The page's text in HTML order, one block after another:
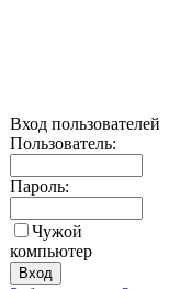
Вход пользователей
Пользователь:
Пароль:
Чужой
компьютер